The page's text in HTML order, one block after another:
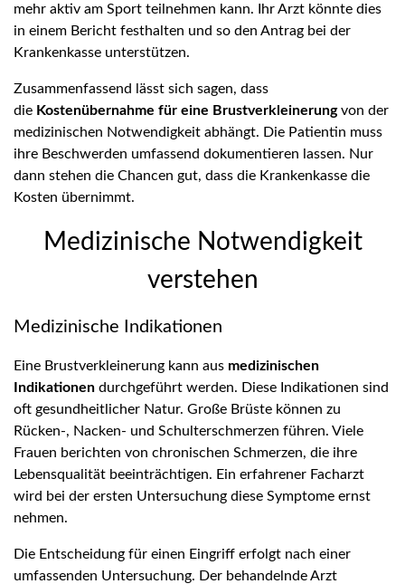
mehr aktiv am Sport teilnehmen kann. Ihr Arzt könnte dies
in einem Bericht festhalten und so den Antrag bei der
Krankenkasse unterstützen.
Zusammenfassend lässt sich sagen, dass
die Kostenübernahme für eine Brustverkleinerungvon der
medizinischen Notwendigkeit abhängt. Die Patientin muss
ihre Beschwerden umfassend dokumentieren lassen. Nur
dann stehen die Chancen gut, dass die Krankenkasse die
Kosten übernimmt.
Medizinische Notwendigkeit
verstehen
Medizinische Indikationen
Eine Brustverkleinerung kann aus medizinischen
Indikationen durchgeführt werden. Diese Indikationen sind
oft gesundheitlicher Natur. Große Brüste können zu
Rücken-, Nacken- und Schulterschmerzen führen. Viele
Frauen berichten von chronischen Schmerzen, die ihre
Lebensqualität beeinträchtigen. Ein erfahrener Facharzt
wird bei der ersten Untersuchung diese Symptome ernst
nehmen.
Die Entscheidung für einen Eingriff erfolgt nach einer
umfassenden Untersuchung. Der behandelnde Arzt